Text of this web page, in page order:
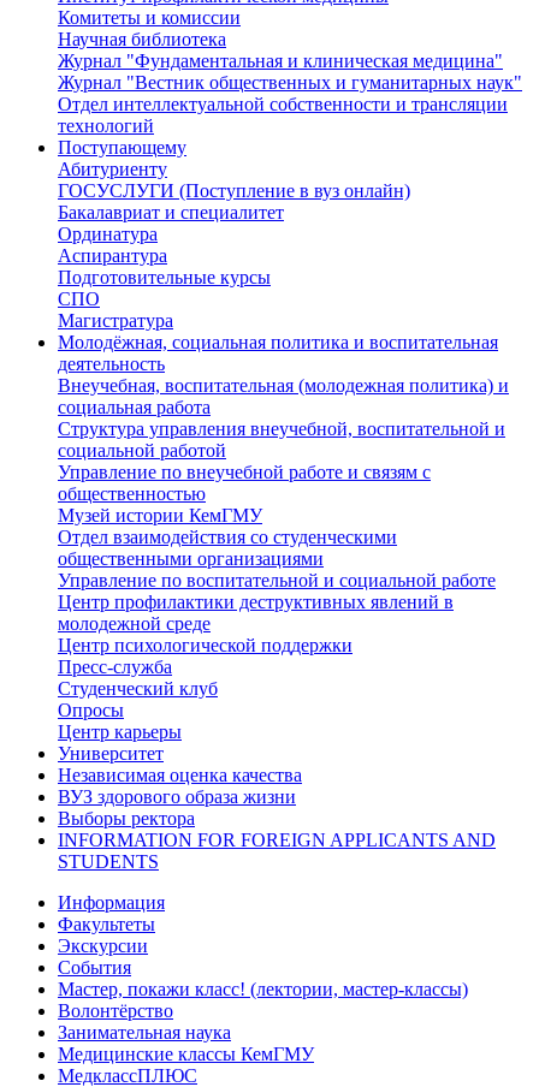
Комитеты и комиссии
Научная библиотека
Журнал "Фундаментальная и клиническая медицина"
Журнал "Вестник общественных и гуманитарных наук"
Отдел интеллектуальной собственности и трансляции
технологий
Поступающему
Абитуриенту
ГОСУСЛУГИ (Поступление в вуз онлайн)
Бакалавриат и специалитет
Ординатура
Аспирантура
Подготовительные курсы
СПО
Магистратура
Молодёжная, социальная политика и воспитательная
деятельность
Внеучебная, воспитательная (молодежная политика) и
социальная работа
Структура управления внеучебной, воспитательной и
социальной работой
Управление по внеучебной работе и связям с
общественностью
Музей истории КемГМУ
Отдел взаимодействия со студенческими
общественными организациями
Управление по воспитательной и социальной работе
Центр профилактики деструктивных явлений в
молодежной среде
Центр психологической поддержки
Пресс-служба
Студенческий клуб
Опросы
Центр карьеры
Университет
Независимая оценка качества
ВУЗ здорового образа жизни
Выборы ректора
INFORMATION FOR FOREIGN APPLICANTS AND
STUDENTS
Информация
Факультеты
Экскурсии
События
Мастер, покажи класс! (лектории, мастер-классы)
Волонтёрство
Занимательная наука
Медицинские классы КемГМУ
МедклассПЛЮС